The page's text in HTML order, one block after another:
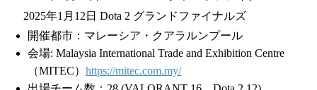
2025年1月12日 Dota 2 グランドファイナルズ
開催都市：マレーシア・クアラルンプール
会場: Malaysia International Trade and Exhibition Centre
（MITEC） https://mitec.com.my/